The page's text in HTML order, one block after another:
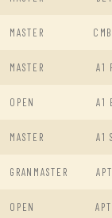
MASTER
MASTER A1
OPEN A1
MASTER A1
GRANMASTER
OPEN